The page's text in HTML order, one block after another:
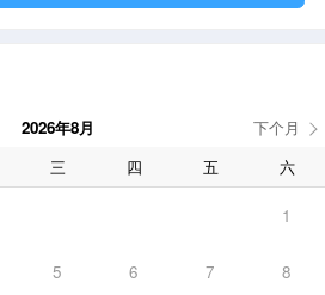
2026年8月
三 四 五 六
1
5 6 7 8